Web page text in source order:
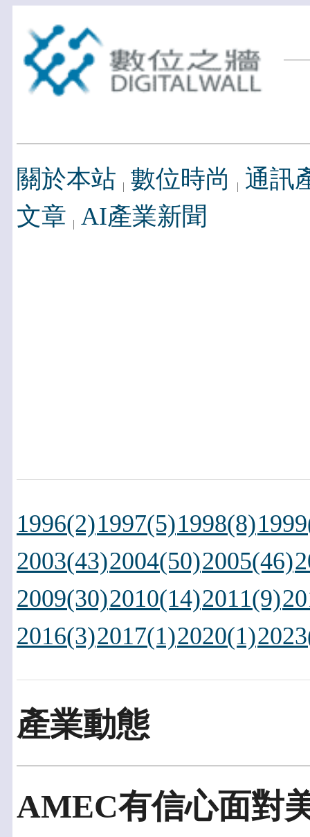
關於本站 數位時尚
通訊
文章 AI產業新聞
1996(2)1997(5)1998(8)
2003(43)2004(50)2005(46)
2009(30)2010(14)2011(9)
2016(3)2017(1)2020(1)
產業動態
AMEC有信心面對